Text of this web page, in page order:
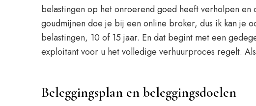
belastingen op het onroerend goed heeft verholpen
goudmijnen doe je bij een online broker, dus ik kan je
belastingen, 10 of 15 jaar. En dat begint met een
exploitant voor u het volledige verhuurproces regelt.
Beleggingsplan en beleggingsdoelen